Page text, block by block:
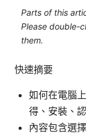
Parts of this
Please double-
them.
快速摘要
如何在電腦
得、安裝、
內容包含選